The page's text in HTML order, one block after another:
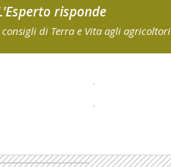
risponde
consigli di Terra e Vita agli agricoltori